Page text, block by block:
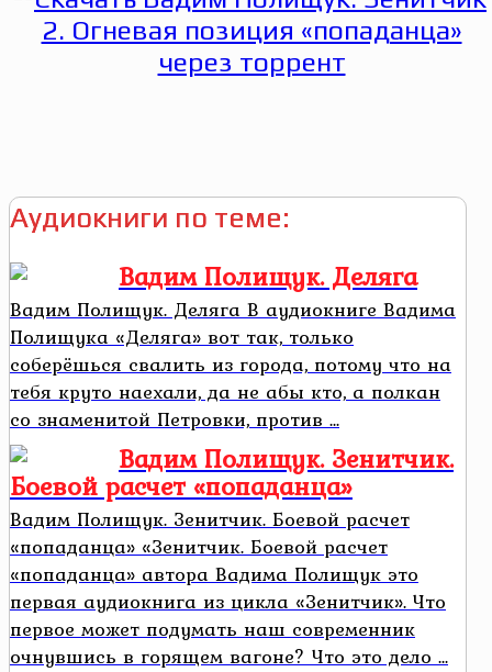
Аудиокниги по теме:
Вадим Полищук. Деляга
Вадим Полищук. Деляга В аудиокниге Вадима
Полищука «Деляга» вот так, только
соберёшься свалить из города, потому что на
тебя круто наехали, да не абы кто, а полкан
со знаменитой Петровки, против ...
Вадим Полищук. Зенитчик.
Боевой расчет «попаданца»
Вадим Полищук. Зенитчик. Боевой расчет
«попаданца» «Зенитчик. Боевой расчет
«попаданца» автора Вадима Полищук это
первая аудиокнига из цикла «Зенитчик». Что
первое может подумать наш современник
очнувшись в горящем вагоне? Что это дело ...